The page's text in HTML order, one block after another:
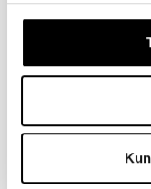
Åbent Hus: 07/08/2026